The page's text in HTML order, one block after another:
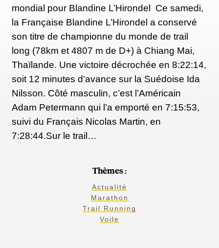
mondial pour Blandine L’Hirondel Ce samedi,
la Française Blandine L’Hirondel a conservé
son titre de championne du monde de trail
long (78km et 4807 m de D+) à Chiang Mai,
Thaïlande. Une victoire décrochée en 8:22:14,
soit 12 minutes d’avance sur la Suédoise Ida
Nilsson. Côté masculin, c’est l’Américain
Adam Petermann qui l’a emporté en 7:15:53,
suivi du Français Nicolas Martin, en
7:28:44.Sur le trail…
Thèmes :
Actualité
Marathon
Trail Running
Voile